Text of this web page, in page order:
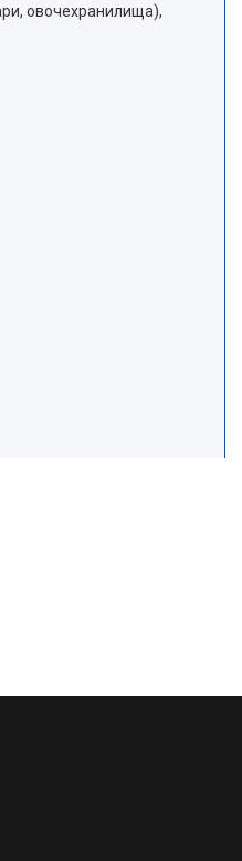
овочехранилища),